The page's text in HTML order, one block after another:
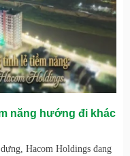
năng hướng đi khác
Hacom Holdings đang